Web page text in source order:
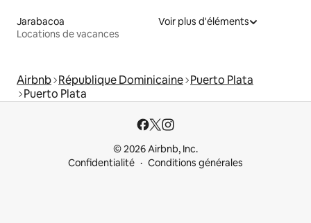
Jarabacoa
Locations de vacances
Voir plus d'éléments
Airbnb République Dominicaine Puerto Plata
Puerto Plata
© 2026 Airbnb, Inc.
Confidentialité
Conditions générales